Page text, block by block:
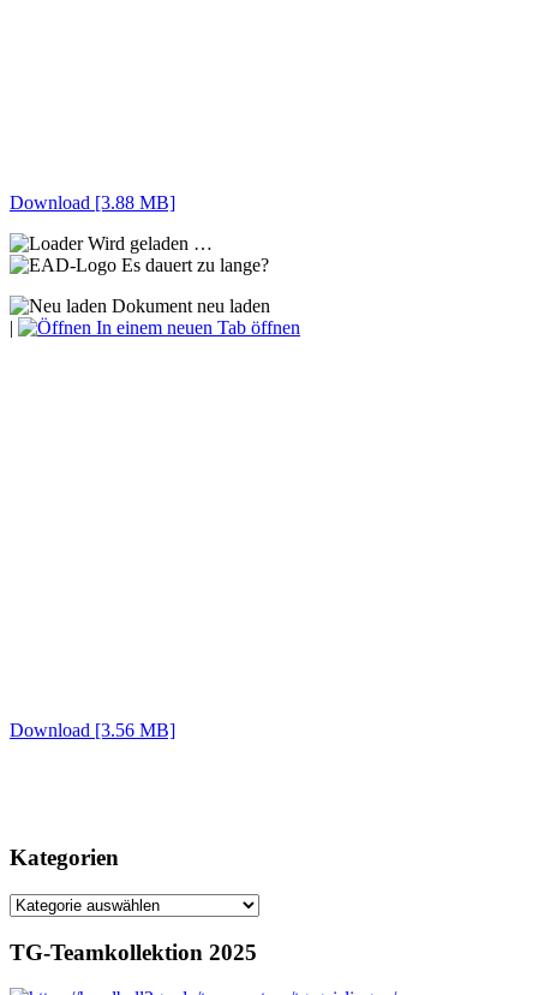
Download [3.88 MB]
Wird geladen …
Es dauert zu lange?
Dokument neu laden
|
In einem neuen Tab öffnen
Download [3.56 MB]
Kategorien
Kategorien
TG-Teamkollektion 2025